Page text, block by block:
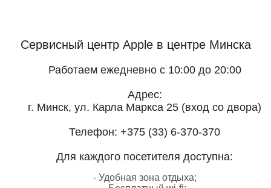
Сервисный центр Appleв центре Минска
Работаем ежедневно с 10:00 до 20:00
Адрес:
г. Минск, ул. Карла Маркса 25 (вход со двора)
Телефон: +375 (33) 6-370-370
Для каждого посетителя доступна:
- Удобная зона отдыха;